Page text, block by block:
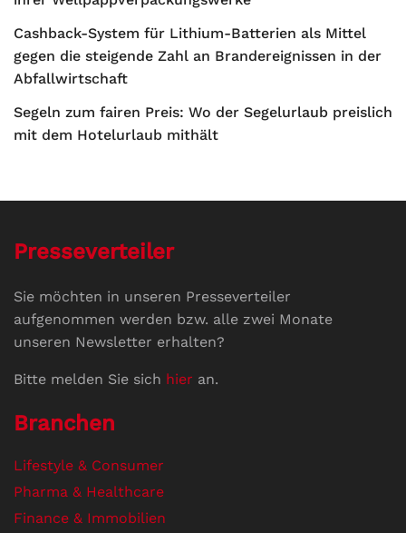
Cashback-System für Lithium-Batterien als Mittel
gegen die steigende Zahl an Brandereignissen in der
Abfallwirtschaft
Segeln zum fairen Preis: Wo der Segelurlaub preislich
mit dem Hotelurlaub mithält
Presseverteiler
Sie möchten in unseren Presseverteiler
aufgenommen werden bzw. alle zwei Monate
unseren Newsletter erhalten?
Bitte melden Sie sich hier an.
Branchen
Lifestyle & Consumer
Pharma & Healthcare
Finance & Immobilien